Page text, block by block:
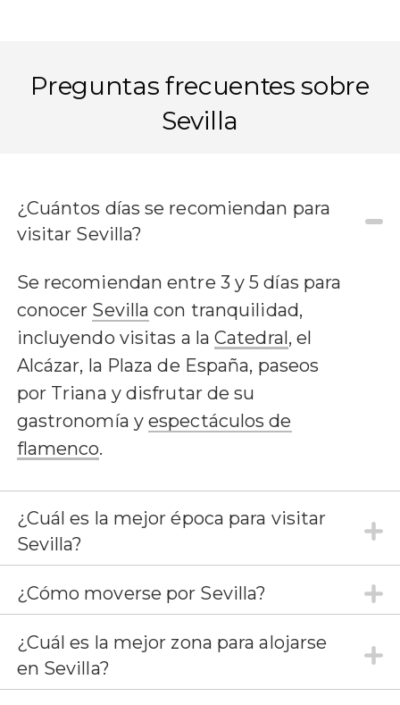
Preguntas frecuentes sobre
Sevilla
¿Cuántos días se recomiendan para
visitar Sevilla?
Se recomiendan entre 3 y 5 días para
conocer Sevilla con tranquilidad,
incluyendo visitas a laCatedral, el
Alcázar, la Plaza de España, paseos
por Triana y disfrutar de su
gastronomía yespectáculos de
flamenco.
¿Cuál es la mejor época para visitar
Sevilla?
¿Cómo moverse por Sevilla?
¿Cuál es la mejor zona para alojarse
en Sevilla?